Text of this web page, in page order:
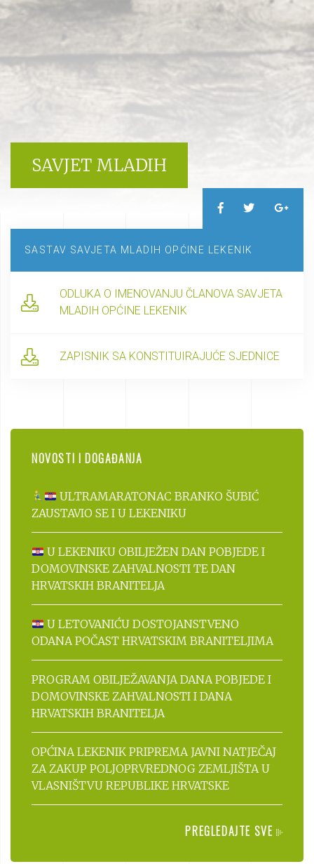
SAVJET MLADIH
SASTAV SAVJETA MLADIH OPĆINE LEKENIK
ODLUKA O IMENOVANJU ČLANOVA SAVJETA
MLADIH OPĆINE LEKENIK
ZAPISNIK SA KONSTITUIRAJUĆE SJEDNICE
NOVOSTI I DOGAĐANJA
ULTRAMARATONAC BRANKO ŠUBIĆ
ZAUSTAVIO SE I U LEKENIKU
U LEKENIKU OBILJEŽEN DAN POBJEDE I
DOMOVINSKE ZAHVALNOSTI TE DAN
HRVATSKIH BRANITELJA
U LETOVANIĆU DOSTOJANSTVENO
ODANA POČAST HRVATSKIM BRANITELJIMA
PROGRAM OBILJEŽAVANJA DANA POBJEDE I
DOMOVINSKE ZAHVALNOSTI I DANA
HRVATSKIH BRANITELJA
OPĆINA LEKENIK PRIPREMA JAVNI NATJEČAJ
ZA ZAKUP POLJOPRVREDNOG ZEMLJIŠTA U
VLASNIŠTVU REPUBLIKE HRVATSKE
PREGLEDAJTE SVE